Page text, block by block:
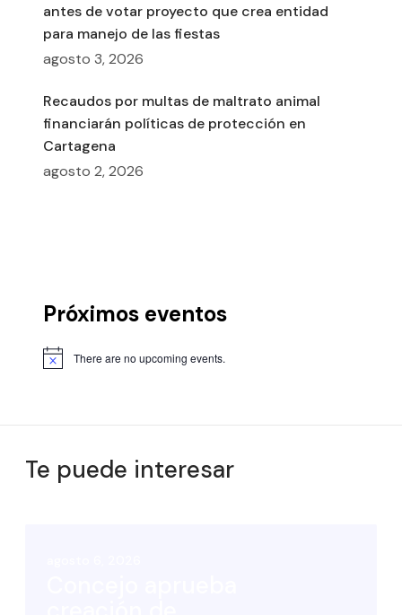
antes de votar proyecto que crea entidad
para manejo de las fiestas
agosto 3, 2026
Recaudos por multas de maltrato animal
financiarán políticas de protección en
Cartagena
agosto 2, 2026
Próximos eventos
There are no upcoming events.
Te puede interesar